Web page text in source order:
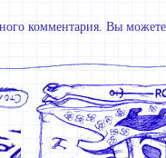
комментария. Вы можете